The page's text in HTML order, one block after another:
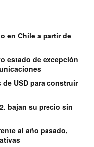
en Chile a partir de
estado de excepción
USD para construir
bajan su precio sin
al año pasado,